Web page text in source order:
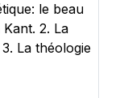
le beau
2. La
La théologie